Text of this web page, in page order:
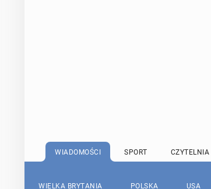
WIADOMOŚCI SPORT CZYTELNIA
WIELKA BRYTANIA POLSKA USA